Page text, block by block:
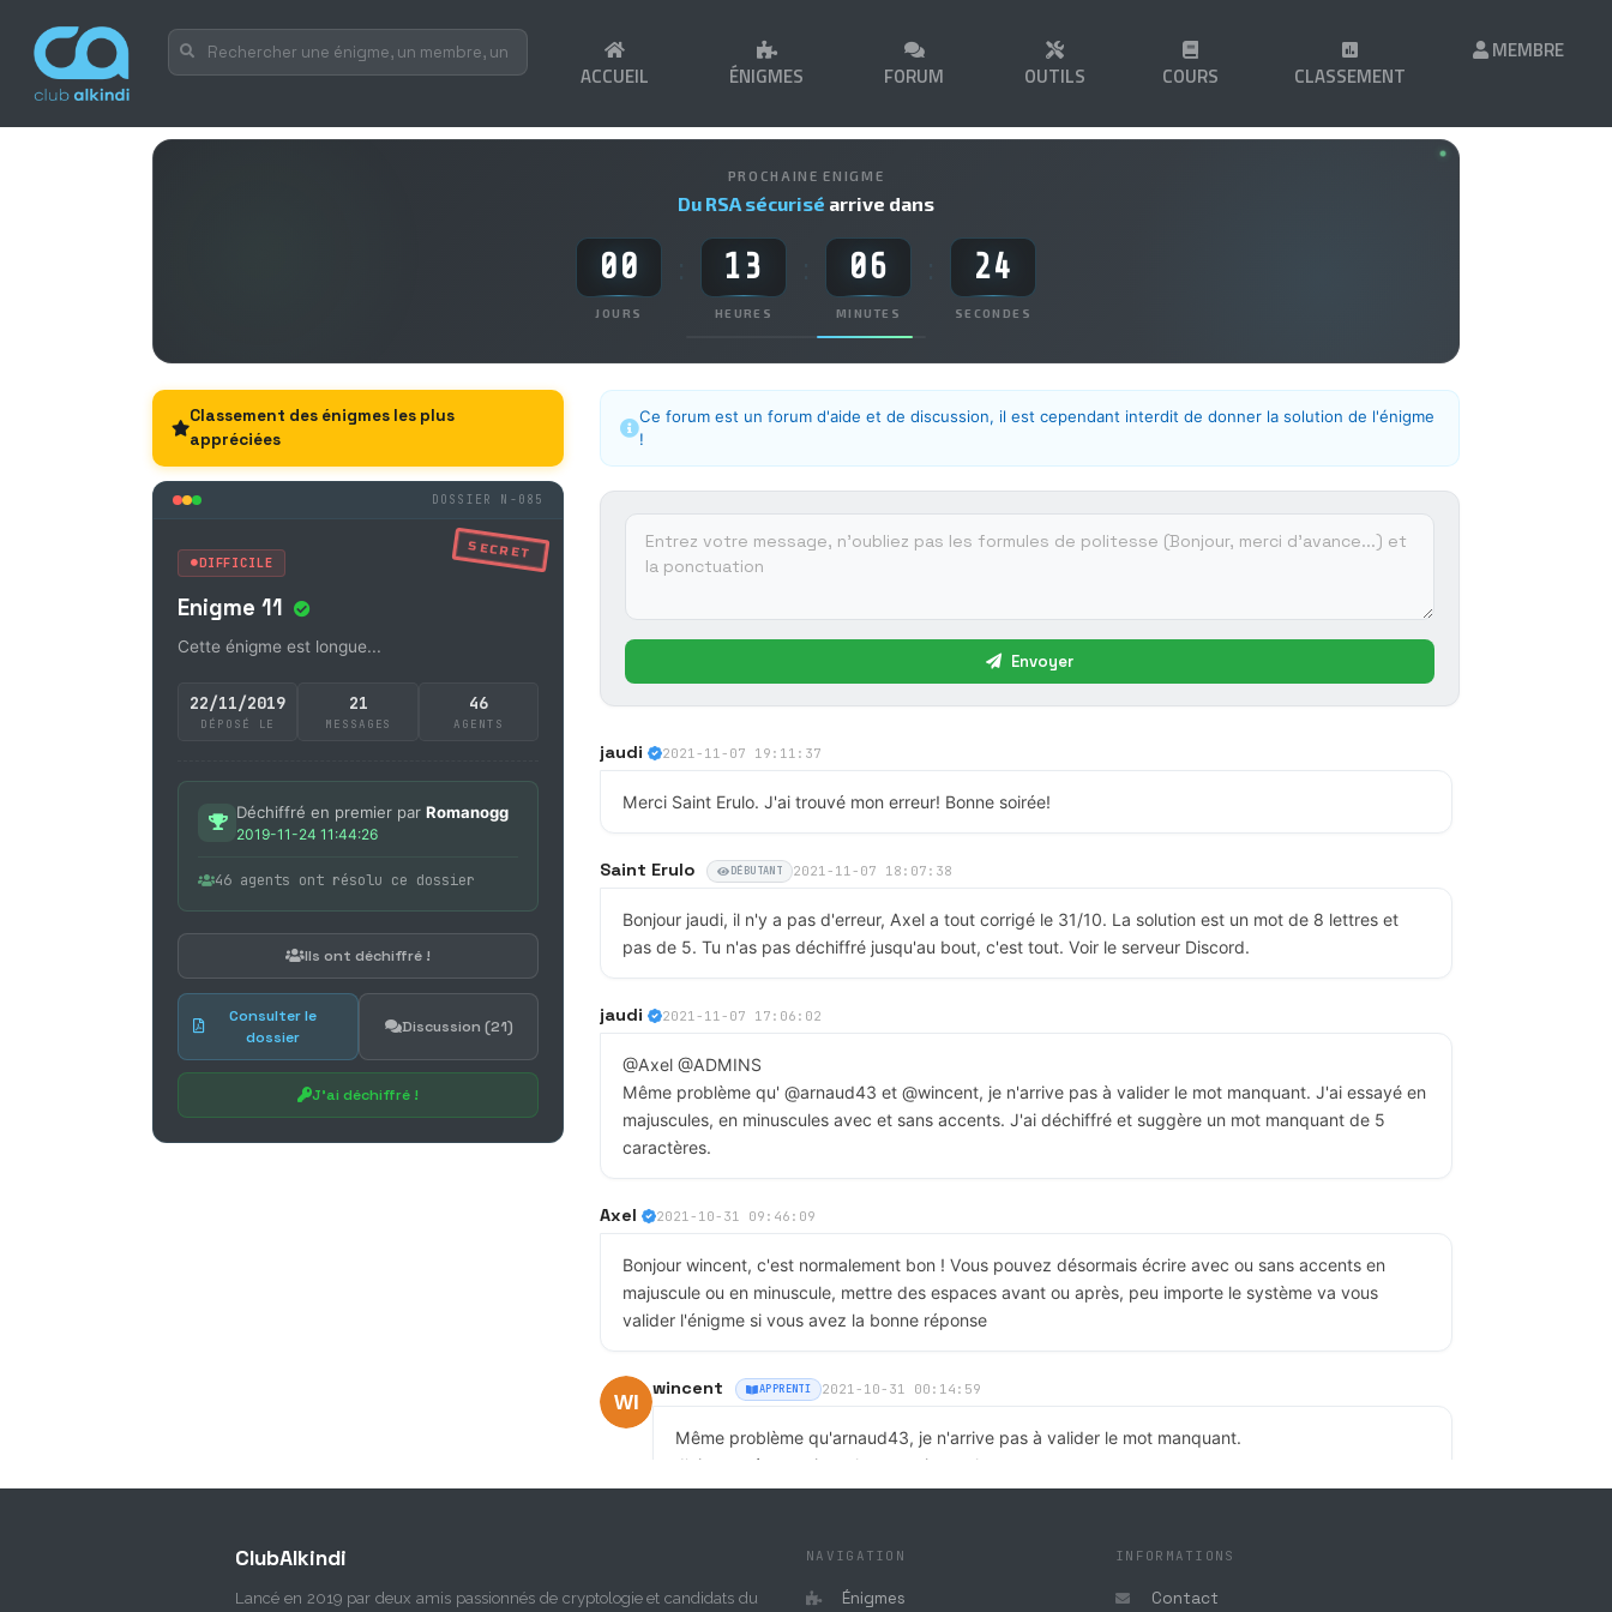
ACCUEIL ÉNIGMES FORUM OUTILS COURS CLASSEMENT
MEMBRE
PROCHAINE ENIGME
Du RSA sécurisé arrive dans
00
JOURS
13
HEURES
06
MINUTES
23
SECONDES
Classement des énigmes les plus
appréciées
DOSSIER N-085
SECRET
DIFFICILE
Enigme 11
Cette énigme est longue...
22/11/2019
DÉPOSÉ LE
21
MESSAGES
46
AGENTS
Déchiffré en premier par Romanogg
2019-11-24 11:44:26
46 agents ont résolu ce dossier
Ils ont déchiffré !
Consulter le
dossier
Discussion (21)
J'ai déchiffré !
Ce forum est un forum d'aide et de discussion, il est cependant interdit de donner la solution de l'énigme
!
Envoyer
jaudi 2021-11-07 19:11:37
Merci Saint Erulo. J'ai trouvé mon erreur! Bonne soirée!
Saint Erulo DÉBUTANT 2021-11-07 18:07:38
Bonjour jaudi, il n'y a pas d'erreur, Axel a tout corrigé le 31/10. La solution est un mot de 8 lettres et
pas de 5. Tu n'as pas déchiffré jusqu'au bout, c'est tout. Voir le serveur Discord.
jaudi 2021-11-07 17:06:02
@Axel @ADMINS
Même problème qu' @arnaud43 et @wincent, je n'arrive pas à valider le mot manquant. J'ai essayé en
majuscules, en minuscules avec et sans accents. J'ai déchiffré et suggère un mot manquant de 5
caractères.
Axel 2021-10-31 09:46:09
Bonjour wincent, c'est normalement bon ! Vous pouvez désormais écrire avec ou sans accents en
majuscule ou en minuscule, mettre des espaces avant ou après, peu importe le système va vous
valider l'énigme si vous avez la bonne réponse
wincent APPRENTI 2021-10-31 00:14:59
Même problème qu'arnaud43, je n'arrive pas à valider le mot manquant.
J'ai essayé en majuscules, en minuscules avec et sans accents.
ClubAlkindi
Lancé en 2019 par deux amis passionnés de cryptologie et candidats du
NAVIGATION
Énigmes
INFORMATIONS
Contact